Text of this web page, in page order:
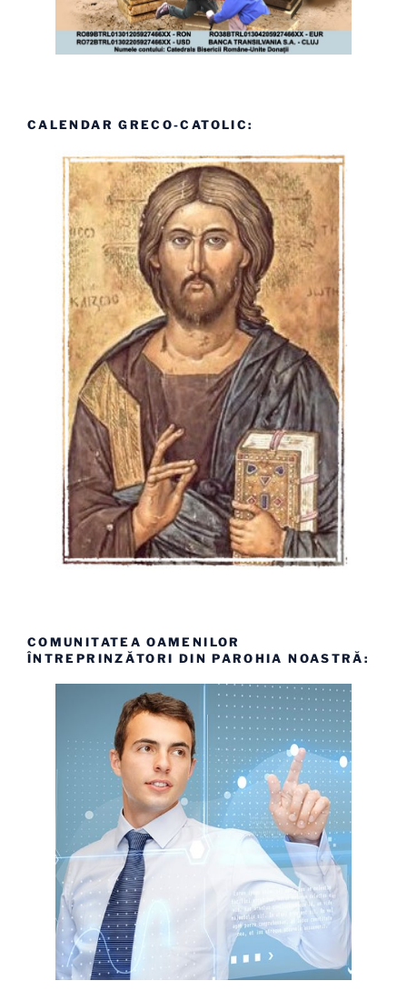
CALENDAR GRECO-CATOLIC:
COMUNITATEA OAMENILOR
ÎNTREPRINZĂTORI DIN PAROHIA NOASTRĂ: